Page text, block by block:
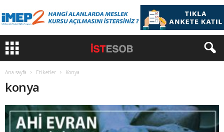
Ana sayfa Etiketler Konya
konya